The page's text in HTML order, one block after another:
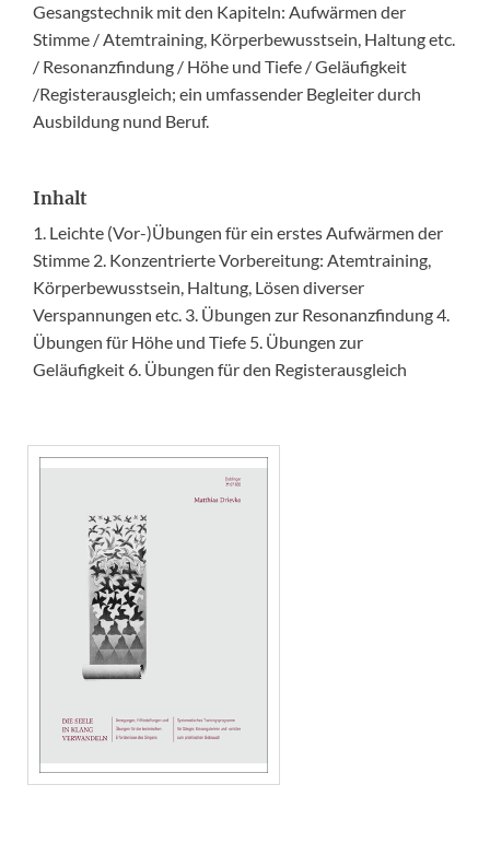
Gesangstechnik mit den Kapiteln: Aufwärmen der
Stimme / Atemtraining, Körperbewusstsein, Haltung etc.
/ Resonanzfindung / Höhe und Tiefe / Geläufigkeit
/Registerausgleich; ein umfassender Begleiter durch
Ausbildung nund Beruf.
Inhalt
1. Leichte (Vor-)Übungen für ein erstes Aufwärmen der
Stimme 2. Konzentrierte Vorbereitung: Atemtraining,
Körperbewusstsein, Haltung, Lösen diverser
Verspannungen etc. 3. Übungen zur Resonanzfindung 4.
Übungen für Höhe und Tiefe 5. Übungen zur
Geläufigkeit 6. Übungen für den Registerausgleich